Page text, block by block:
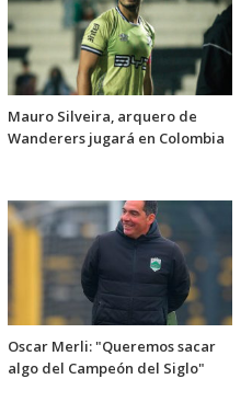
Mauro Silveira, arquero de
Wanderers jugará en Colombia
Oscar Merli: "Queremos sacar
algo del Campeón del Siglo"